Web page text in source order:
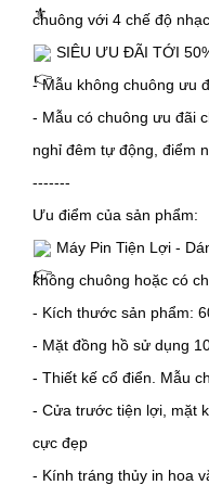
chuông với 4 chế độ nhạc.
SIÊU ƯU ĐÃI TỚI
- Mẫu không chuông ưu
- Mẫu có chuông ưu đãi
nghỉ đêm tự động, điểm
-------
Ưu điểm của sản phẩm:
Máy Pin Tiện Lợi -
không chuông hoặc có
- Kích thước sản phẩm:
- Mặt đồng hồ sử dụng
- Thiết kế cổ điển. Mẫu
- Cửa trước tiện lợi, mặt
cực đẹp
- Kính tráng thủy in hoa